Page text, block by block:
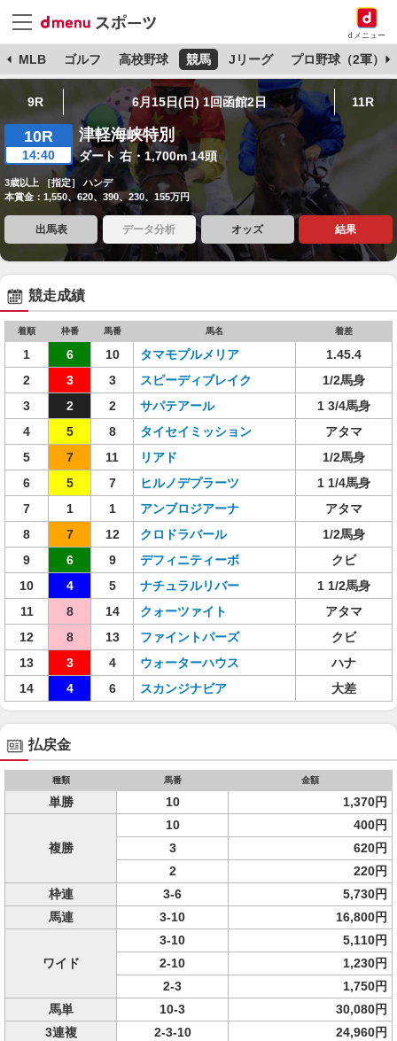
dメニュー
MLB ゴルフ 高校野球 競馬 Jリーグ プロ野球（2軍）
9R 6月15日(日) 1回函館2日 11R
10R
14:40
津軽海峡特別
ダート 右・1,700m 14頭
3歳以上 ［指定］ ハンデ
本賞金：1,550、620、390、230、155万円
出馬表 データ分析 オッズ 結果
競走成績
着順 枠番 馬番 馬名 着差
1 6 10 タマモプルメリア
1.45.4
2
3 3 スピーディブレイク
1/2馬身
3
2 2 サパテアール
1 3/4馬身
4
5 8 タイセイミッション
アタマ
5
7 11 リアド
1/2馬身
6
5 7 ヒルノデプラーツ
1 1/4馬身
7
1 1 アンブロジアーナ
アタマ
8
7 12 クロドラバール
1/2馬身
9
6 9 デフィニティーボ
クビ
10
4 5 ナチュラルリバー
1 1/2馬身
11
8 14 クォーツァイト
アタマ
12
8 13 ファイントパーズ
クビ
13
3 4 ウォーターハウス
ハナ
14
4 6 スカンジナビア 大差
払戻金
種類 馬番 金額
単勝 10 1,370円
複勝
10
400円
3
620円
2
220円
枠連
3-6
5,730円
馬連
3-10 16,800円
ワイド
3-10
5,110円
2-10
1,230円
2-3
1,750円
馬単
10-3
30,080円
3連複
2-3-10
24,960円